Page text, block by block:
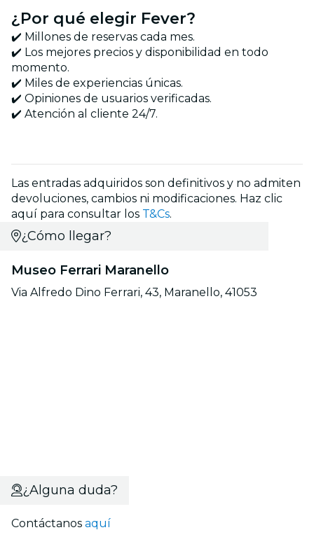
¿Por qué elegir Fever?
✔️ Millones de reservas cada mes.
✔️ Los mejores precios y disponibilidad en todo
momento.
✔️ Miles de experiencias únicas.
✔️ Opiniones de usuarios verificadas.
✔️ Atención al cliente 24/7.
Las entradas adquiridos son definitivos y no admiten
devoluciones, cambios ni modificaciones. Haz clic
aquí para consultar los T&Cs.
¿Cómo llegar?
Museo Ferrari Maranello
Via Alfredo Dino Ferrari, 43, Maranello, 41053
¿Alguna duda?
Contáctanos aquí